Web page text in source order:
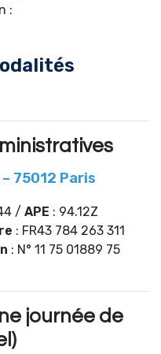
:
75012 Paris
/ APE : 94.12Z
: FR43 784 263 311
: N° 11 75 01889 75
journée de